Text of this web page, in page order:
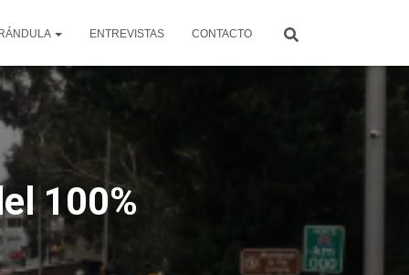
ENTREVISTAS CONTACTO
100%